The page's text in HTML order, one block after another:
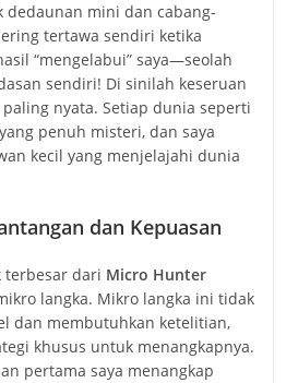
mini dan cabang-
tertawa sendiri ketika
“mengelabui” saya—seolah
sendiri! Di sinilah keseruan
nyata. Setiap dunia seperti
penuh misteri, dan saya
kecil yang menjelajahi dunia
dan Kepuasan
terbesar dari Micro Hunter
langka. Mikro langka ini tidak
dan membutuhkan ketelitian,
khusus untuk menangkapnya.
pertama saya menangkap